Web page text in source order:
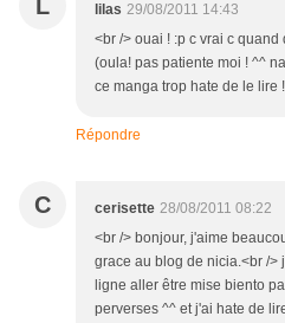
L lilas 29/08/2011 14:43
<br /> ouai ! :p c vrai c
(oula! pas patiente moi ! ^^
ce manga trop hate de le lire
Répondre
C cerisette 28/08/2011 08:22
<br /> bonjour, j'aime
grace au blog de nicia.<br />
ligne aller être mise biento
perverses ^^ et j'ai hate de